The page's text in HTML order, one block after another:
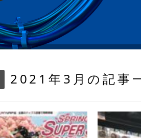
2021年3月の記事